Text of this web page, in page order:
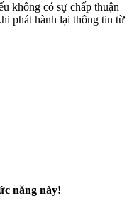
không có sự chấp thuận
phát hành lại thông tin từ
năng này!